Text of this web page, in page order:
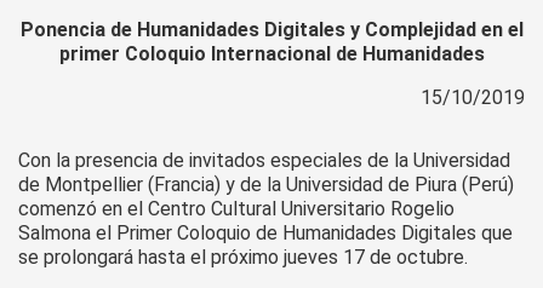
Ponencia de Humanidades Digitales y Complejidad en el
primer Coloquio Internacional de Humanidades
15/10/2019
Con la presencia de invitados especiales de la Universidad
de Montpellier (Francia) y de la Universidad de Piura (Perú)
comenzó en el Centro Cultural Universitario Rogelio
Salmona el Primer Coloquio de Humanidades Digitales que
se prolongará hasta el próximo jueves 17 de octubre.